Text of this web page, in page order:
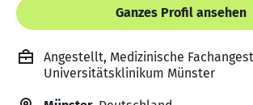
Ganzes Profil ansehen
Angestellt, Medizinische
Universitätsklinikum Münster